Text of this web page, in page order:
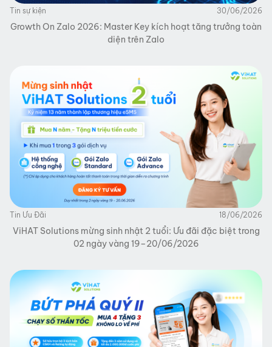
Tin sự kiện 30/06/2026
Growth On Zalo 2026: Master Key kích hoạt tăng trưởng toàn
diện trên Zalo
Tin Ưu Đãi 18/06/2026
ViHAT Solutions mừng sinh nhật 2 tuổi: Ưu đãi đặc biệt trong
02 ngày vàng 19–20/06/2026